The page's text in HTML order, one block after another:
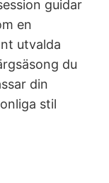
guidar
en
utvalda
du
din
stil